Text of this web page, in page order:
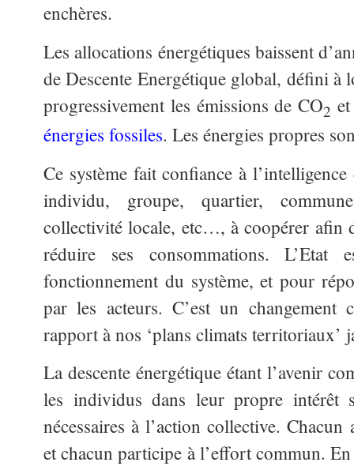
enchères.
Les allocations énergétiques baissent
de Descente Energétique global, défini à
progressivement les émissions de CO2
énergies fossiles. Les énergies propres
Ce système fait confiance à
individu, groupe, quartier,
collectivité locale, etc…, à coopérer afin
réduire ses consommations.
fonctionnement du système, et pour
par les acteurs. C’est un changement
rapport à nos ‘plans climats territoriaux’
La descente énergétique étant l’avenir
les individus dans leur propre intérêt
nécessaires à l’action collective.
et chacun participe à l’effort commun.